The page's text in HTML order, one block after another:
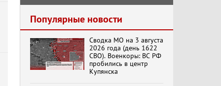
кооператор
Хук слева:
«Додоговаривались...»
(11.06.2026)
Популярные новости
Сводка МО на 3 августа
2026 года (день 1622
СВО). Военкоры: ВС РФ
пробились в центр
Купянска